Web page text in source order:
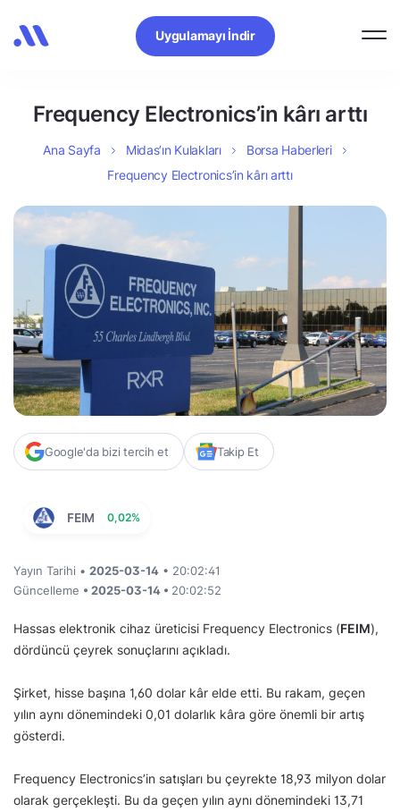
Uygulamayı İndir
Frequency Electronics’in kârı arttı
Ana Sayfa Midas’ın Kulakları
Borsa Haberleri
Frequency Electronics’in kârı arttı
Google'da bizi tercih et Takip Et
FEIM 0,02%
Yayın Tarihi • 2025-03-14 • 20:02:41
Güncelleme • 2025-03-14 • 20:02:52
Hassas elektronik cihaz üreticisi Frequency Electronics (FEIM),
dördüncü çeyrek sonuçlarını açıkladı.
Şirket, hisse başına 1,60 dolar kâr elde etti. Bu rakam, geçen
yılın aynı dönemindeki 0,01 dolarlık kâra göre önemli bir artış
gösterdi.
Frequency Electronics’in satışları bu çeyrekte 18,93 milyon dolar
olarak gerçekleşti. Bu da geçen yılın aynı dönemindeki 13,71